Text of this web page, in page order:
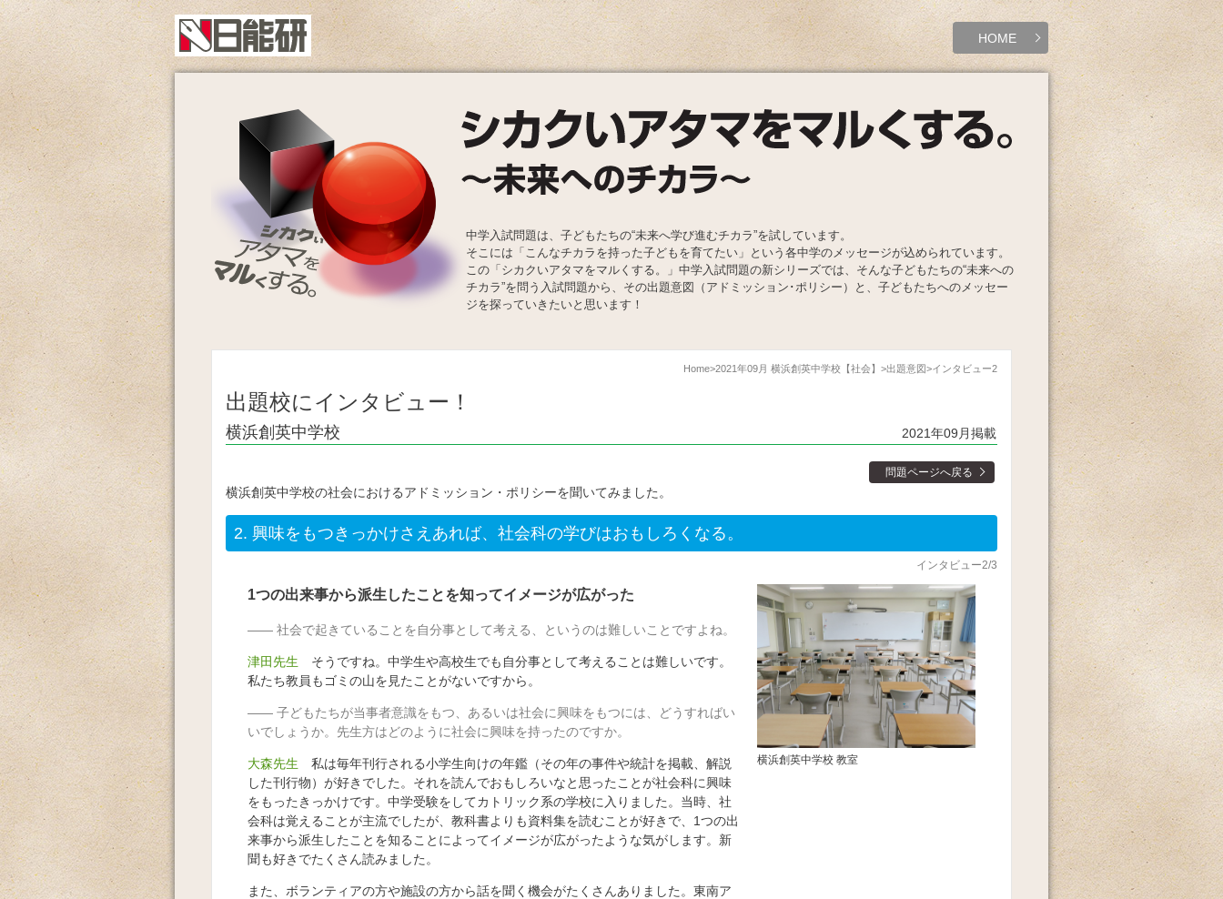
HOME
中学入試問題は、子どもたちの“未来へ学び進むチカラ”を試しています。
そこには「こんなチカラを持った子どもを育てたい」という各中学のメッセージが込められています。
この「シカクいアタマをマルくする。」中学入試問題の新シリーズでは、そんな子どもたちの“未来への
チカラ”を問う入試問題から、その出題意図（アドミッション･ポリシー）と、子どもたちへのメッセー
ジを探っていきたいと思います！
Home 2021年09月 横浜創英中学校【社会】 出題意図 インタビュー2
出題校にインタビュー！
横浜創英中学校 2021年09月掲載
問題ページへ戻る
横浜創英中学校の社会におけるアドミッション・ポリシーを聞いてみました。
2. 興味をもつきっかけさえあれば、社会科の学びはおもしろくなる。
インタビュー2/3
1つの出来事から派生したことを知ってイメージが広がった
社会で起きていることを自分事として考える、というのは難しいことですよね。
津田先生 そうですね。中学生や高校生でも自分事として考えることは難しいです。
私たち教員もゴミの山を見たことがないですから。
子どもたちが当事者意識をもつ、あるいは社会に興味をもつには、どうすればい
いでしょうか。先生方はどのように社会に興味を持ったのですか。
大森先生 私は毎年刊行される小学生向けの年鑑（その年の事件や統計を掲載、解説
した刊行物）が好きでした。それを読んでおもしろいなと思ったことが社会科に興味
をもったきっかけです。中学受験をしてカトリック系の学校に入りました。当時、社
会科は覚えることが主流でしたが、教科書よりも資料集を読むことが好きで、1つの出
来事から派生したことを知ることによってイメージが広がったような気がします。新
聞も好きでたくさん読みました。
また、ボランティアの方や施設の方から話を聞く機会がたくさんありました。東南ア
横浜創英中学校 教室